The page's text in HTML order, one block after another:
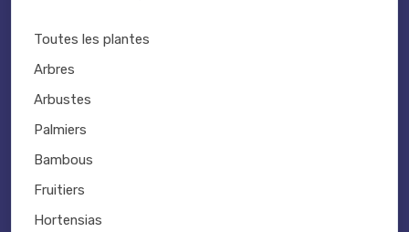
Toutes les plantes
Arbres
Arbustes
Palmiers
Bambous
Fruitiers
Hortensias